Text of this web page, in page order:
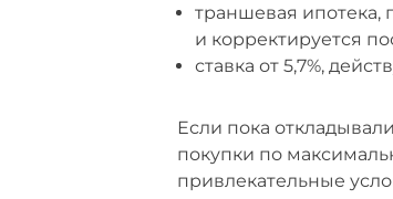
траншевая ипотека,
и корректируется
ставка от 5,7%,
Если пока
покупки по
привлекательные